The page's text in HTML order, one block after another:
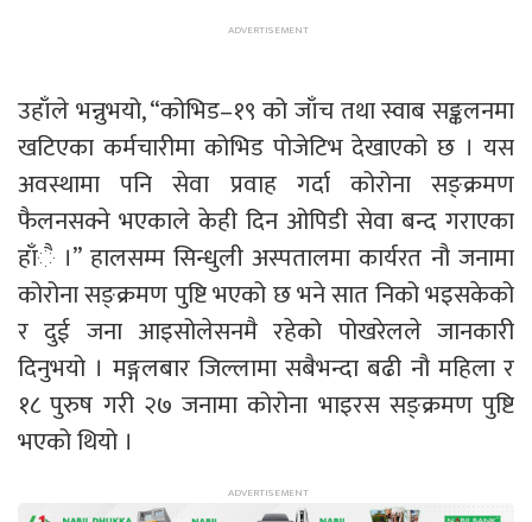
उहाँले भन्नुभयो, “कोभिड–१९ को जाँच तथा स्वाब सङ्कलनमा
खटिएका कर्मचारीमा कोभिड पोजेटिभ देखाएको छ । यस
अवस्थामा पनि सेवा प्रवाह गर्दा कोरोना सङ्क्रमण
फैलनसक्ने भएकाले केही दिन ओपिडी सेवा बन्द गराएका
हाँै ।” हालसम्म सिन्धुली अस्पतालमा कार्यरत नौ जनामा
कोरोना सङ्क्रमण पुष्टि भएको छ भने सात निको भइसकेको
र दुई जना आइसोलेसनमै रहेको पोखरेलले जानकारी
दिनुभयो । मङ्गलबार जिल्लामा सबैभन्दा बढी नौ महिला र
१८ पुरुष गरी २७ जनामा कोरोना भाइरस सङ्क्रमण पुष्टि
भएको थियो ।